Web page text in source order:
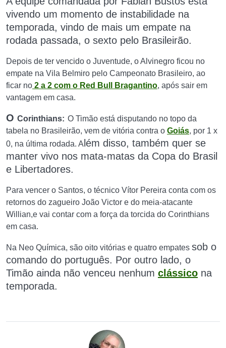
vivendo um momento de instabilidade na
temporada, vindo de mais um empate na
rodada passada, o sexto pelo Brasileirão.
Depois de ter vencido o Juventude, o Alvinegro ficou no
empate na Vila Belmiro pelo Campeonato Brasileiro, ao
ficar no 2 a 2 com o Red Bull Bragantino, após sair em
vantagem em casa.
O Corinthians: O Timão está disputando no topo da
tabela no Brasileirão, vem de vitória contra o Goiás, por 1 x
0, na última rodada. A lém disso, também quer se
manter vivo nos mata-matas da Copa do Brasil
e Libertadores.
Para vencer o Santos, o técnico Vítor Pereira conta com os
retornos do zagueiro João Victor e do meia-atacante
Willian,e vai contar com a força da torcida do Corinthians
em casa.
Na Neo Química, são oito vitórias e quatro empates sob o
comando do português. Por outro lado, o
Timão ainda não venceu nenhum clássico na
temporada.